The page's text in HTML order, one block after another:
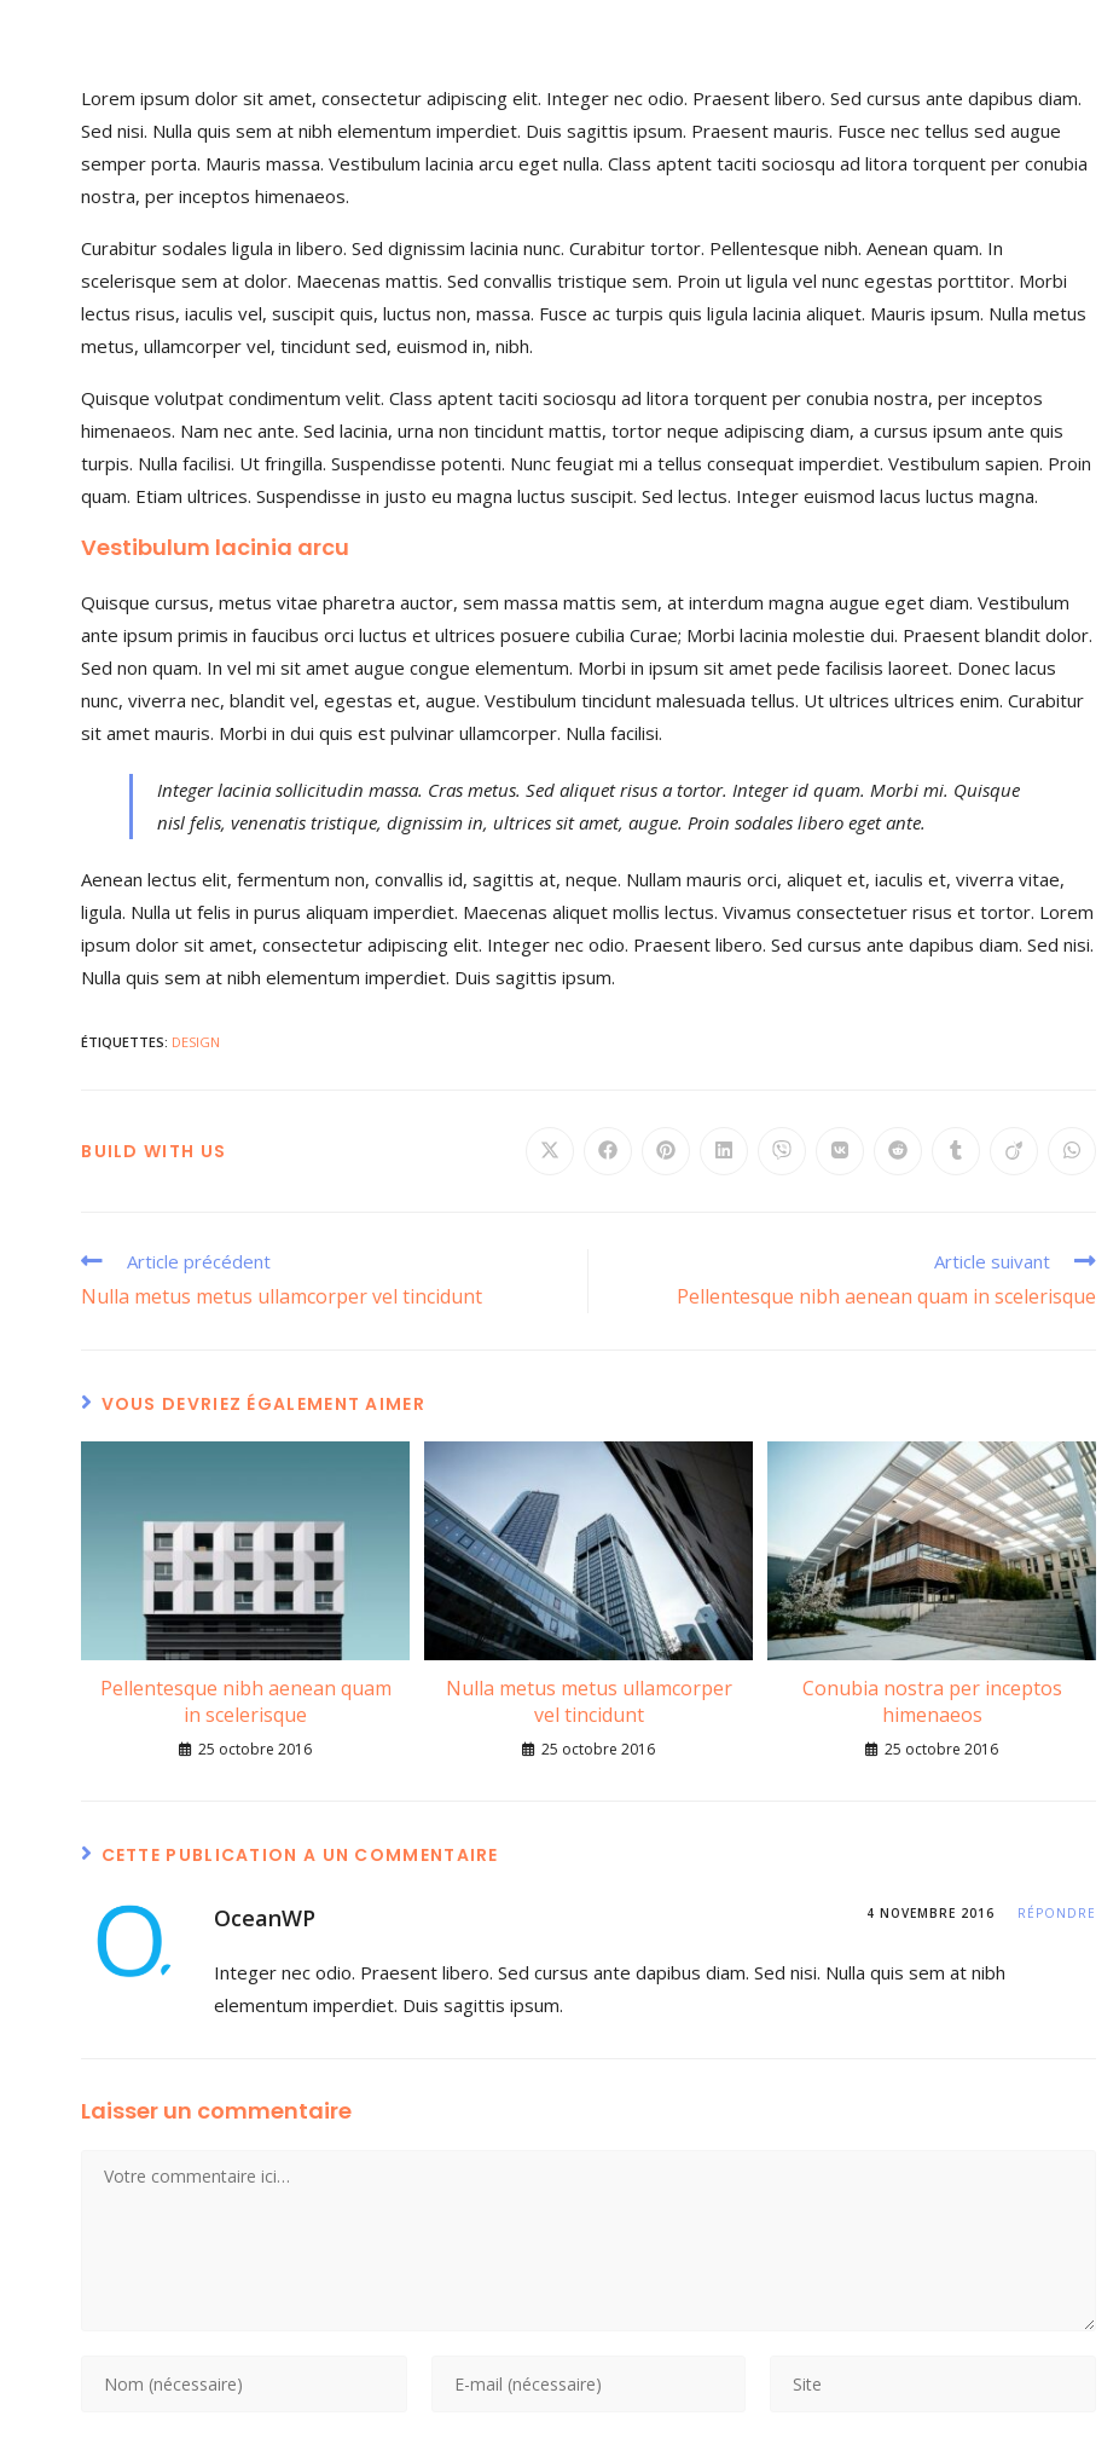
Lorem ipsum dolor sit amet, consectetur adipiscing elit. Integer nec odio. Praesent libero. Sed cursus ante dapibus diam.
Sed nisi. Nulla quis sem at nibh elementum imperdiet. Duis sagittis ipsum. Praesent mauris. Fusce nec tellus sed augue
semper porta. Mauris massa. Vestibulum lacinia arcu eget nulla. Class aptent taciti sociosqu ad litora torquent per conubia
nostra, per inceptos himenaeos.
Curabitur sodales ligula in libero. Sed dignissim lacinia nunc. Curabitur tortor. Pellentesque nibh. Aenean quam. In
scelerisque sem at dolor. Maecenas mattis. Sed convallis tristique sem. Proin ut ligula vel nunc egestas porttitor. Morbi
lectus risus, iaculis vel, suscipit quis, luctus non, massa. Fusce ac turpis quis ligula lacinia aliquet. Mauris ipsum. Nulla metus
metus, ullamcorper vel, tincidunt sed, euismod in, nibh.
Quisque volutpat condimentum velit. Class aptent taciti sociosqu ad litora torquent per conubia nostra, per inceptos
himenaeos. Nam nec ante. Sed lacinia, urna non tincidunt mattis, tortor neque adipiscing diam, a cursus ipsum ante quis
turpis. Nulla facilisi. Ut fringilla. Suspendisse potenti. Nunc feugiat mi a tellus consequat imperdiet. Vestibulum sapien. Proin
quam. Etiam ultrices. Suspendisse in justo eu magna luctus suscipit. Sed lectus. Integer euismod lacus luctus magna.
Vestibulum lacinia arcu
Quisque cursus, metus vitae pharetra auctor, sem massa mattis sem, at interdum magna augue eget diam. Vestibulum
ante ipsum primis in faucibus orci luctus et ultrices posuere cubilia Curae; Morbi lacinia molestie dui. Praesent blandit dolor.
Sed non quam. In vel mi sit amet augue congue elementum. Morbi in ipsum sit amet pede facilisis laoreet. Donec lacus
nunc, viverra nec, blandit vel, egestas et, augue. Vestibulum tincidunt malesuada tellus. Ut ultrices ultrices enim. Curabitur
sit amet mauris. Morbi in dui quis est pulvinar ullamcorper. Nulla facilisi.
Integer lacinia sollicitudin massa. Cras metus. Sed aliquet risus a tortor. Integer id quam. Morbi mi. Quisque
nisl felis, venenatis tristique, dignissim in, ultrices sit amet, augue. Proin sodales libero eget ante.
Aenean lectus elit, fermentum non, convallis id, sagittis at, neque. Nullam mauris orci, aliquet et, iaculis et, viverra vitae,
ligula. Nulla ut felis in purus aliquam imperdiet. Maecenas aliquet mollis lectus. Vivamus consectetuer risus et tortor. Lorem
ipsum dolor sit amet, consectetur adipiscing elit. Integer nec odio. Praesent libero. Sed cursus ante dapibus diam. Sed nisi.
Nulla quis sem at nibh elementum imperdiet. Duis sagittis ipsum.
ÉTIQUETTES: DESIGN
BUILD WITH US
Article précédent
Nulla metus metus ullamcorper vel tincidunt
Article suivant
Pellentesque nibh aenean quam in scelerisque
VOUS DEVRIEZ ÉGALEMENT AIMER
Pellentesque nibh aenean quam
in scelerisque
25 octobre 2016
Nulla metus metus ullamcorper
vel tincidunt
25 octobre 2016
Conubia nostra per inceptos
himenaeos
25 octobre 2016
CETTE PUBLICATION A UN COMMENTAIRE
OceanWP 4 NOVEMBRE 2016 RÉPONDRE
Integer nec odio. Praesent libero. Sed cursus ante dapibus diam. Sed nisi. Nulla quis sem at nibh
elementum imperdiet. Duis sagittis ipsum.
Laisser un commentaire